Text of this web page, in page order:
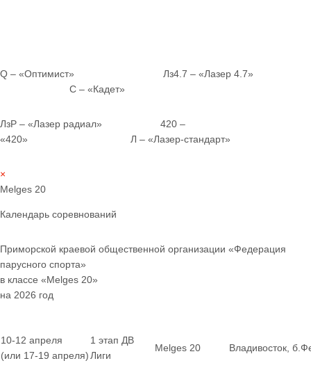
Q – «Оптимист» Лз4.7 – «Лазер 4.7»
С – «Кадет»
ЛзР – «Лазер радиал» 420 –
«420» Л – «Лазер-стандарт»
×
Melges 20
Календарь соревнований
Приморской краевой общественной организации «Федерация
парусного спорта»
в классе «Melges 20»
на 2026 год
10-12 апреля
(или 17-19 апреля)
1 этап ДВ
Лиги
Melges 20 Владивосток,